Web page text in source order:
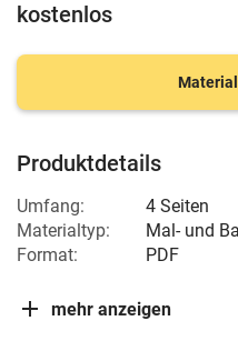
kostenlos
Produktdetails
Umfang:
4 Seiten
Materialtyp:
Mal- und
Format:
PDF
mehr anzeigen